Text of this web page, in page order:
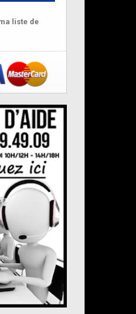
liste de